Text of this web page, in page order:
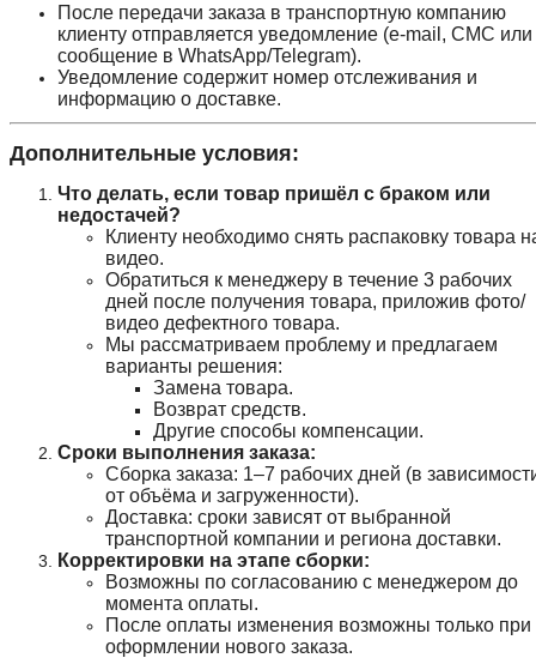
После передачи заказа в транспортную компанию
клиенту отправляется уведомление (e-mail, СМС или
сообщение в WhatsApp/Telegram).
Уведомление содержит номер отслеживания и
информацию о доставке.
Дополнительные условия:
Что делать, если товар пришёл с браком или
недостачей?
Клиенту необходимо снять распаковку товара
видео.
Обратиться к менеджеру в течение 3 рабочих
дней после получения товара, приложив фото/
видео дефектного товара.
Мы рассматриваем проблему и предлагаем
варианты решения:
Замена товара.
Возврат средств.
Другие способы компенсации.
Сроки выполнения заказа:
Сборка заказа: 1–7 рабочих дней (в
от объёма и загруженности).
Доставка: сроки зависят от выбранной
транспортной компании и региона доставки.
Корректировки на этапе сборки:
Возможны по согласованию с менеджером до
момента оплаты.
После оплаты изменения возможны только при
оформлении нового заказа.